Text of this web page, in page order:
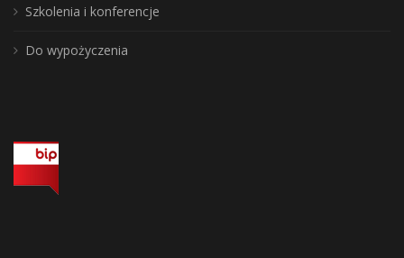
Szkolenia i konferencje
Do wypożyczenia